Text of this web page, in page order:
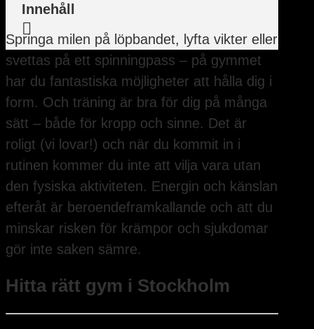
Innehåll

Springa milen på löpbandet, lyfta vikter eller
svettas på ett spinningpass – på gymmet
har du fantastiska möjligheter att hålla dig i
form. Och träning är bra för dig på många
sätt – både för kropp och sinne. Det är
roligt (vi lovar!) och när du kommit in i
rutinen kommer du inte att vilja vara utan
den fysiska aktiviteten. Energin och känslan
efteråt är beroendeframkallande och att du
minskar risken för krämpor och sjukdomar
gör inte saken sämre.
Hitta rätt gym i Stockholm